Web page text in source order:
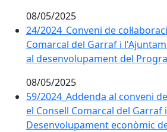
08/05/2025
24/2024_Conveni de
Comarcal del Garraf i
al desenvolupament del
08/05/2025
59/2024_Addenda al conveni
el Consell Comarcal del Garraf
Desenvolupament econòmic